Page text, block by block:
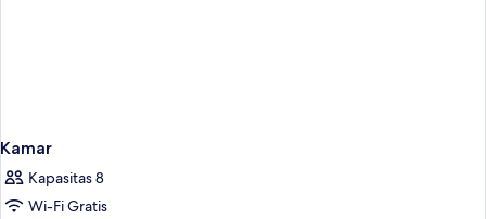
Kamar
Kapasitas 8
Wi-Fi Gratis